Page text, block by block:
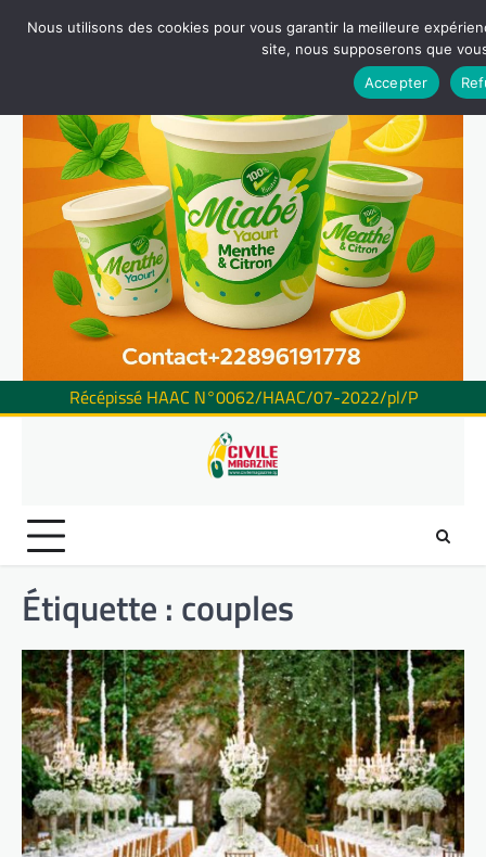
Récépissé HAAC N°0062/HAAC/07-2022/pl/P
Étiquette : couples
Nous utilisons des cookies pour vous garantir la meilleure
site, nous supposerons que
Accepter